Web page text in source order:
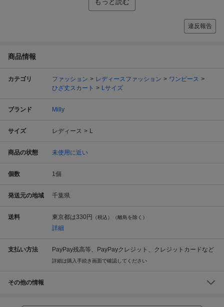
違反報告
商品情報
カテゴリ ファッション レディースファッション
ワンピース
ひざ丈スカート
Lサイズ
ブランド Milly
サイズ レディース L
商品の状態 未使用に近い
個数 1個
発送元の地域 千葉県
送料 東京都は330円 （税込）（離島を除く）
詳細
支払い方法 PayPay残高等、PayPayクレジット、クレジットカードなど
詳細は購入手続き画面で確認してください
その他の情報